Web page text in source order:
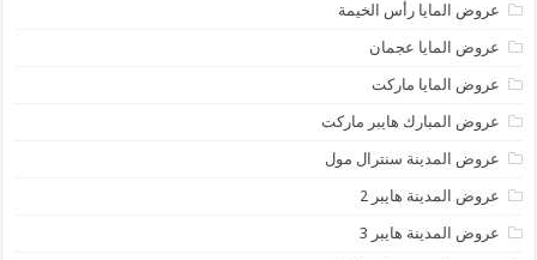
عروض المايا رأس الخيمة
عروض المايا عجمان
عروض المايا ماركت
عروض المبارك هايبر ماركت
عروض المدينة سنترال مول
عروض المدينة هايبر 2
عروض المدينة هايبر 3